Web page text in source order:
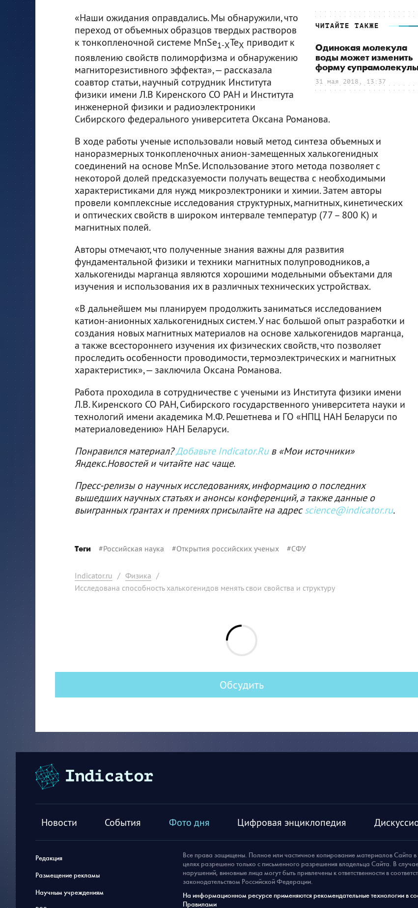
ЧИТАЙТЕ ТАКЖЕ
Одинокая молекула
воды может изменить
форму
31 мая 2018, 13:37
«Наши ожидания оправдались. Мы обнаружили, что
переход от объемных образцов твердых растворов
к тонкопленочной системе MnSe1-ХTeХ приводит к
появлению свойств полиморфизма и обнаружению
магниторезистивного эффекта», — рассказала
соавтор статьи, научный сотрудник Института
физики имени Л.В Киренского СО РАН и Института
инженерной физики и радиоэлектроники
Сибирского федерального университета Оксана Романова.
В ходе работы ученые использовали новый метод синтеза объемных и
наноразмерных тонкопленочных анион-замещенных халькогенидных
соединений на основе MnSe. Использование этого метода позволяет с
некоторой долей предсказуемости получать вещества с необходимыми
характеристиками для нужд микроэлектроники и химии. Затем авторы
провели комплексные исследования структурных, магнитных, кинетических
и оптических свойств в широком интервале температур (77 – 800 К) и
магнитных полей.
Авторы отмечают, что полученные знания важны для развития
фундаментальной физики и техники магнитных полупроводников, а
халькогениды марганца являются хорошими модельными объектами для
изучения и использования их в различных технических устройствах.
«В дальнейшем мы планируем продолжить заниматься исследованием
катион-анионных халькогенидных систем. У нас большой опыт разработки и
создания новых магнитных материалов на основе халькогенидов марганца,
а также всестороннего изучения их физических свойств, что позволяет
проследить особенности проводимости, термоэлектрических и магнитных
характеристик», — заключила Оксана Романова.
Работа проходила в сотрудничестве с учеными из Института физики имени
Л.В. Киренского СО РАН, Сибирского государственного университета науки и
технологий имени академика М.Ф. Решетнева и ГО «НПЦ НАН Беларуси по
материаловедению» НАН Беларуси.
Понравился материал?Добавьте Indicator.Ruв «Мои источники»
Яндекс.Новостей и читайте нас чаще.
Пресс-релизы о научных исследованиях, информацию о последних
вышедших научных статьях и анонсы конференций, а также данные о
выигранных грантах и премиях присылайте на адресscience@indicator.ru.
Теги #Российская наука #Открытия российских ученых #СФУ
Indicator.ru / Физика /
Исследована способность халькогенидов менять свои свойства и структуру
Обсудить
Новости События Фото дня Цифровая энциклопедия
Редакция
Размещение рекламы
Научным учреждениям
Все права защищены. Полное или частичное копирование материалов Сайта
целях разрешено только с письменного разрешения владельца Сайта. В
нарушений, виновные лица могут быть привлечены к ответственности в
законодательством Российской Федерации.
На информационном ресурсе применяются рекомендательные технологии в
Правилами